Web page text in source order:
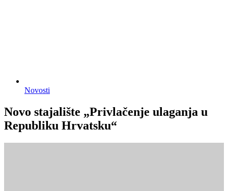
Novosti
Novo stajalište „Privlačenje ulaganja u
Republiku Hrvatsku“